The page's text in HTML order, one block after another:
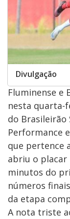
Divulgação
Fluminense e
nesta quarta-
do Brasileirão
Performance
que pertence
abriu o placar
minutos do
números
da etapa
A nota triste